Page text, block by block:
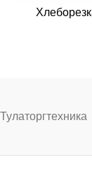
Тулаторгтехника